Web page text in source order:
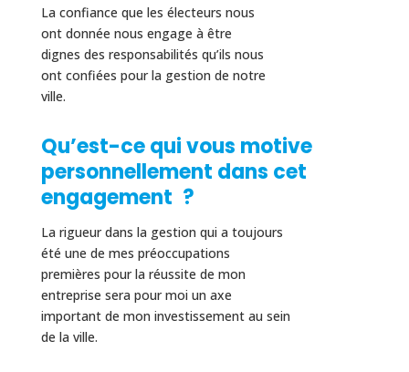
La confiance que les électeurs nous
ont donnée nous engage à être
dignes des responsabilités qu’ils nous
ont confiées pour la gestion de notre
ville.
Qu’est-ce qui vous motive
personnellement dans cet
engagement ?
La rigueur dans la gestion qui a toujours
été une de mes préoccupations
premières pour la réussite de mon
entreprise sera pour moi un axe
important de mon investissement au sein
de la ville.